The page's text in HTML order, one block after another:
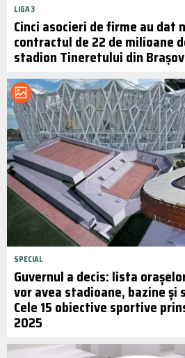
LIGA 3
Cinci asocieri de firme au dat
contractul de 22 de milioane
stadion Tineretului din Brașov
SPECIAL
Guvernul a decis: lista
vor avea stadioane, bazine și
Cele 15 obiective sportive
2025